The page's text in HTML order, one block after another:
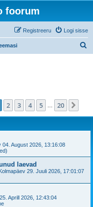
foorum
Logi sisse
Registreeru
20 -st
2 3 4 5 20
04. August 2026, 13:16:08
laevad
29. Juuli 2026, 17:01:07
Aprill 2026, 12:43:04